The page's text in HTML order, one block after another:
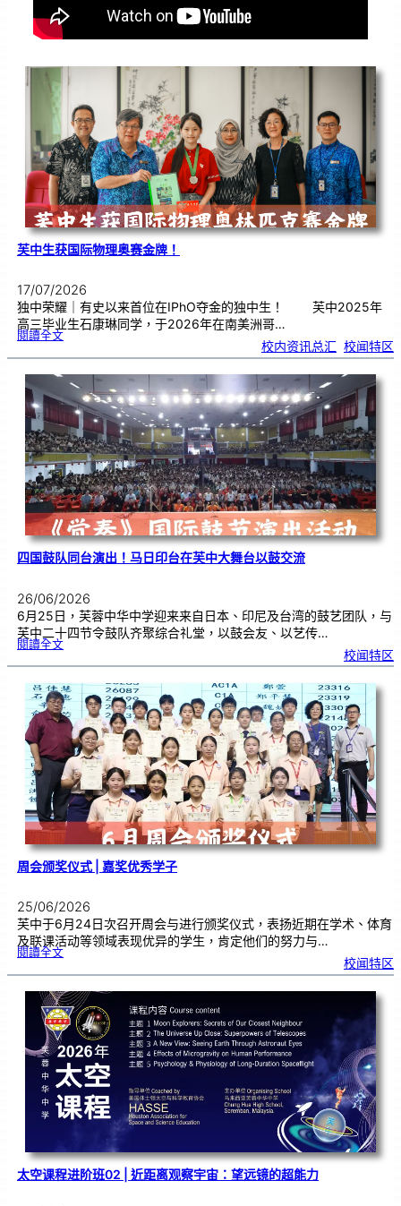
芙中生获国际物理奥赛金牌！
17/07/2026
独中荣耀｜有史以来首位在IPhO夺金的独中生！ 芙中2025年
高三毕业生石康琳同学，于2026年在南美洲哥…
閱讀全文:芙
获
际
物
理
赛
金
牌
！
校内资讯总汇 校闻特区
四国鼓队同台演出！马日印台在芙中大舞台以鼓交流
26/06/2026
6月25日，芙蓉中华中学迎来来自日本、印尼及台湾的鼓艺团队，与
芙中二十四节令鼓队齐聚综合礼堂，以鼓会友、以艺传…
閱讀全文:四
队
台
演
出
！
马
日
印
台
在
芙
中
大
舞
台
以
鼓
交
流
校闻特区
周会颁奖仪式 | 嘉奖优秀学子
25/06/2026
芙中于6月24日次召开周会与进行颁奖仪式，表扬近期在学术、体育
及联课活动等领域表现优异的学生，肯定他们的努力与…
閱讀全文:周
奖
式
|嘉
奖
优
秀
学
子
校闻特区
太空课程进阶班02 | 近距离观察宇宙：望远镜的超能力